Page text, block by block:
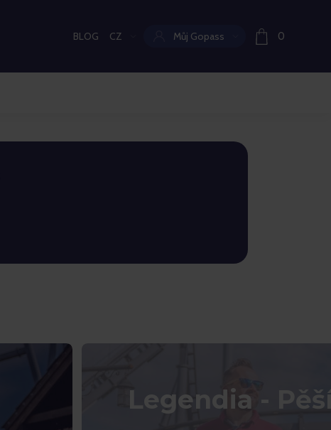
BLOG Aktuální jazyk:
CZ Můj Gopass 0
Legendia -